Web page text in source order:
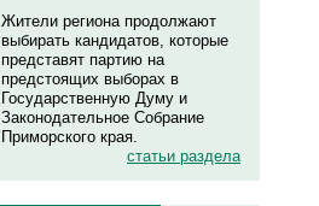
Жители региона продолжают
выбирать кандидатов, которые
представят партию на
предстоящих выборах в
Государственную Думу и
Законодательное Собрание
Приморского края.
статьи раздела